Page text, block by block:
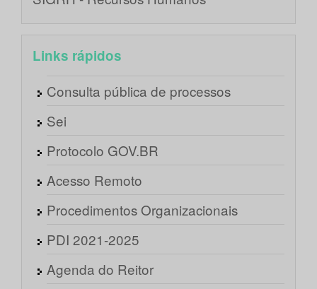
Links rápidos
Consulta pública de processos
Sei
Protocolo GOV.BR
Acesso Remoto
Procedimentos Organizacionais
PDI 2021-2025
Agenda do Reitor